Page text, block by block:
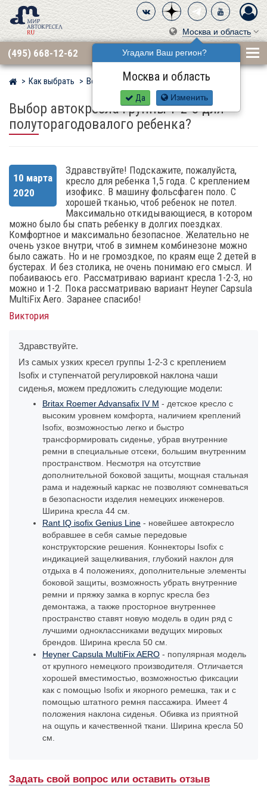
Москва и область
Угадали Ваш регион?
Москва и область
Да Изменить
(495) 668-12-62
Мир детских автокресел
Как выбрать Вопросы
Выбор автокресла группы 1-2-3 для
полуторагодовалого ребенка?
10 марта
2020
Здравствуйте! Подскажите, пожалуйста,
кресло для ребенка 1,5 года. С креплением
изофикс. В машину фольсфаген поло. С
хорошей тканью, чтоб ребенок не потел.
Максимально откидывающиеся, в котором
можно было бы спать ребенку в долгих поездках.
Комфортное и максимально безопасное. Желательно не
очень узкое внутри, чтоб в зимнем комбинезоне можно
было сажать. Но и не громоздкое, по краям еще 2 детей в
бустерах. И без столика, не очень понимаю его смысл. И
побаиваюсь его. Рассматриваю вариант кресла 1-2-3, но
можно и 1-2. Пока рассматриваю вариант Heyner Capsula
MultiFix Aero. Заранее спасибо!
Виктория
Здравствуйте.
Из самых узких кресел группы 1-2-3 с креплением
Isofix и ступенчатой регулировкой наклона чаши
сиденья, можем предложить следующие модели:
Britax Roemer Advansafix IV M - детское кресло с
высоким уровнем комфорта, наличием креплений
Isofix, возможностью легко и быстро
трансформировать сиденье, убрав внутренние
ремни в специальные отсеки, большим внутренним
пространством. Несмотря на отсутствие
дополнительной боковой защиты, мощная стальная
рама и надежный каркас не позволяют сомневаться
в безопасности изделия немецких инженеров.
Ширина кресла 44 см.
Rant IQ isofix Genius Line - новейшее автокресло
вобравшее в себя самые передовые
конструкторские решения. Коннекторы Isofix с
индикацией защелкивания, глубокий наклон для
отдыха в 4 положениях, дополнительные элементы
боковой защиты, возможность убрать внутренние
ремни и пряжку замка в корпус кресла без
демонтажа, а также просторное внутреннее
пространство ставят новую модель в один ряд с
лучшими одноклассниками ведущих мировых
брендов. Ширина кресла 50 см.
Heyner Capsula MultiFix AERO - популярная модель
от крупного немецкого производителя. Отличается
хорошей вместимостью, возможностью фиксации
как с помощью Isofix и якорного ремешка, так и с
помощью штатного ремня пассажира. Имеет 4
положения наклона сиденья. Обивка из приятной
на ощупь и качественной ткани. Ширина кресла 50
см.
Задать свой вопрос или оставить отзыв